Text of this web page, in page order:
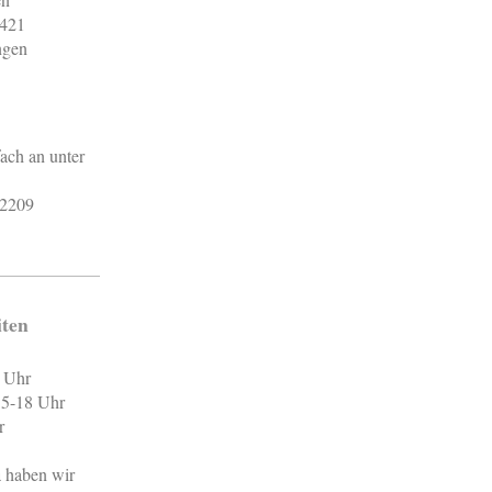
an unter
Uhr
18 Uhr
haben wir